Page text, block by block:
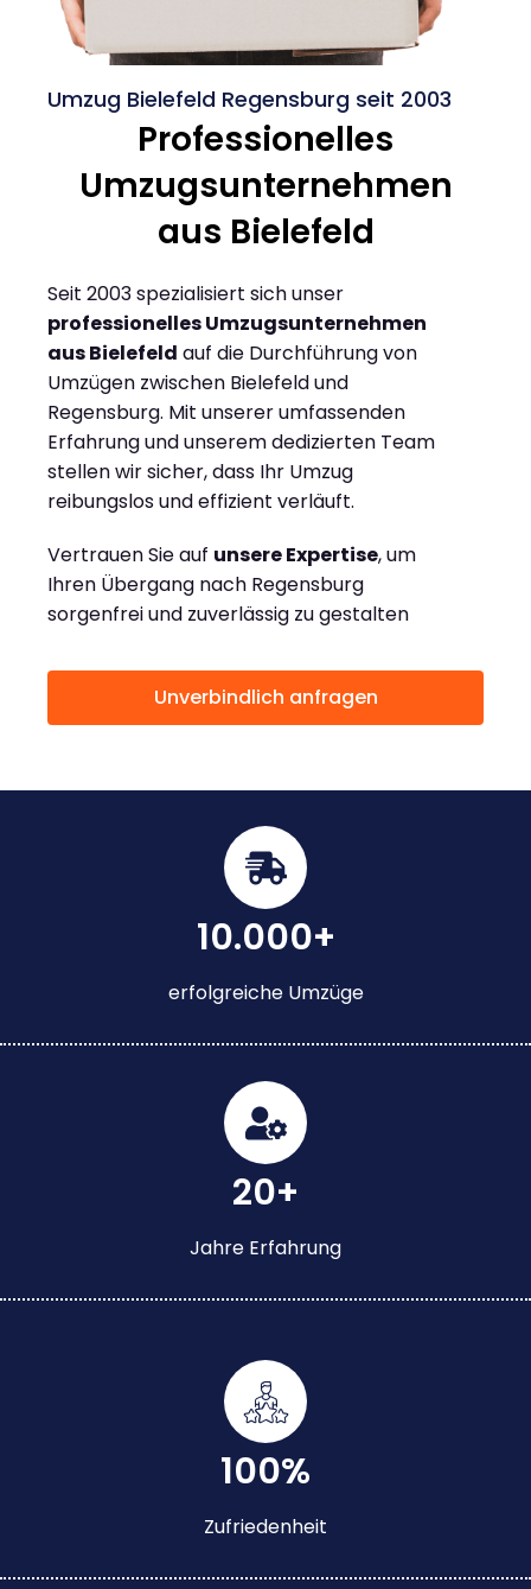
Umzug Bielefeld Regensburg seit 2003
Professionelles
Umzugsunternehmen
aus Bielefeld
Seit 2003 spezialisiert sich unser
professionelles Umzugsunternehmen
aus Bielefeld auf die Durchführung von
Umzügen zwischen Bielefeld und
Regensburg. Mit unserer umfassenden
Erfahrung und unserem dedizierten Team
stellen wir sicher, dass Ihr Umzug
reibungslos und effizient verläuft.
Vertrauen Sie auf unsere Expertise, um
Ihren Übergang nach Regensburg
sorgenfrei und zuverlässig zu gestalten
Unverbindlich anfragen
10.000+
erfolgreiche Umzüge
20+
Jahre Erfahrung
100%
Zufriedenheit